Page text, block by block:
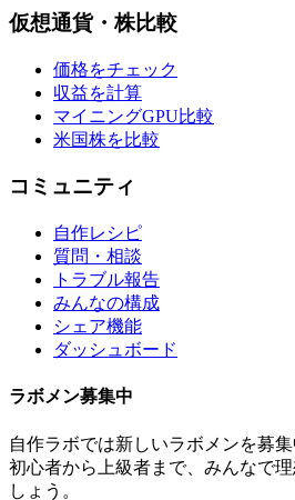
仮想通貨・株比較
価格をチェック
収益を計算
マイニングGPU比較
米国株を比較
コミュニティ
自作レシピ
質問・相談
トラブル報告
みんなの構成
シェア機能
ダッシュボード
ラボメン募集中
自作ラボでは新しいラボメンを募集
初心者から上級者まで、みんなで
しょう。